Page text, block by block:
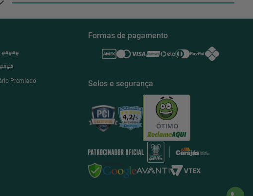
#####
Premiado
Formas de pagamento
Selos e segurança
ÓTIMO